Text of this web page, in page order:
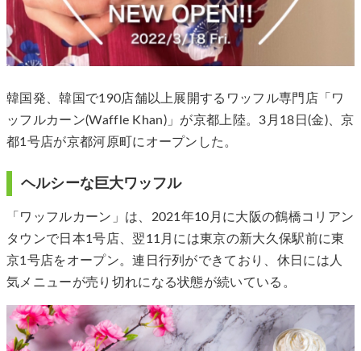
韓国発、韓国で190店舗以上展開するワッフル専門店「ワ
ッフルカーン(Waffle Khan)」が京都上陸。3月18日(金)、京
都1号店が京都河原町にオープンした。
ヘルシーな巨大ワッフル
「ワッフルカーン」は、2021年10月に大阪の鶴橋コリアン
タウンで日本1号店、翌11月には東京の新大久保駅前に東
京1号店をオープン。連日行列ができており、休日には人
気メニューが売り切れになる状態が続いている。